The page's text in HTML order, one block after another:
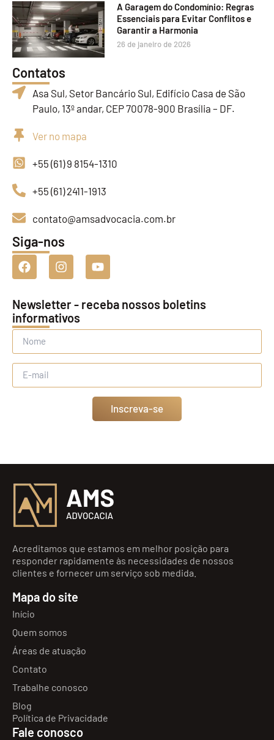
A Garagem do Condomínio: Regras
Essenciais para Evitar Conflitos e
Garantir a Harmonia
26 de janeiro de 2026
Contatos
Asa Sul, Setor Bancário Sul, Edifício Casa de São
Paulo, 13º andar, CEP 70078-900 Brasília – DF.
Ver no mapa
+55 (61) 9 8154-1310
+55 (61) 2411-1913
contato@amsadvocacia.com.br
Siga-nos
Newsletter - receba nossos boletins
informativos
Inscreva-se
Acreditamos que estamos em melhor posição para
responder rapidamente às necessidades de nossos
clientes e fornecer um serviço sob medida.
Mapa do site
Início
Quem somos
Áreas de atuação
Contato
Trabalhe conosco
Blog
Política de Privacidade
Fale conosco